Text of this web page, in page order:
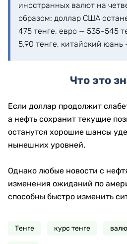
иностранных валют на
образом: доллар США
475 тенге, евро — 535–545
5,90 тенге, китайский юань
Что это
Если доллар продолжит
а нефть сохранит текущие
останутся хорошие шансы
нынешних уровней.
Однако любые новости с
изменения ожиданий по
способны быстро изменить
Тенге курс тенге